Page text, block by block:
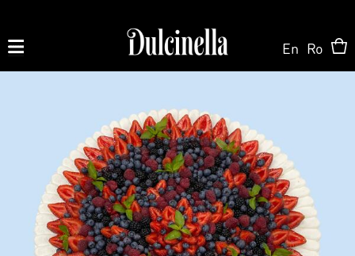
062 10 02 11|060 02 58 58
На Заказ
На Заказ
Торт на заказ
Магазин ONLINE
En Ro